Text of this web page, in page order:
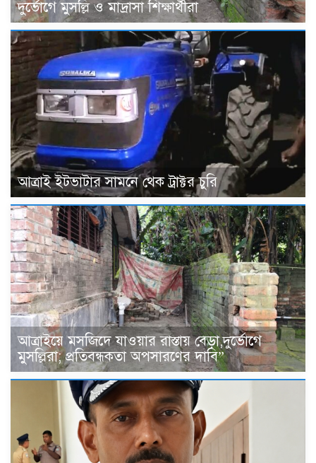
দুর্ভোগে মুসল্লি ও মাদ্রাসা শিক্ষার্থীরা
আত্রাই ইটভাটার সামনে থেক ট্রাক্টর চুরি
আত্রাইয়ে মসজিদে যাওয়ার রাস্তায় বেড়া,দুর্ভোগে
মুসল্লিরা; প্রতিবন্ধকতা অপসারণের দাবি”